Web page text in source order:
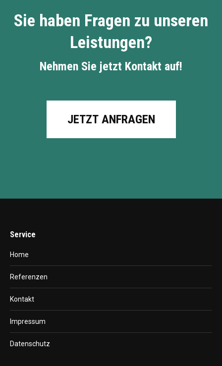
Sie haben Fragen zu unseren
Leistungen?
Nehmen Sie jetzt Kontakt auf!
JETZT ANFRAGEN
Service
Home
Referenzen
Kontakt
Impressum
Datenschutz